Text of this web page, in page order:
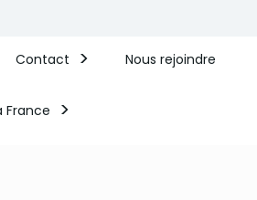
Contact Nous rejoindre
France​